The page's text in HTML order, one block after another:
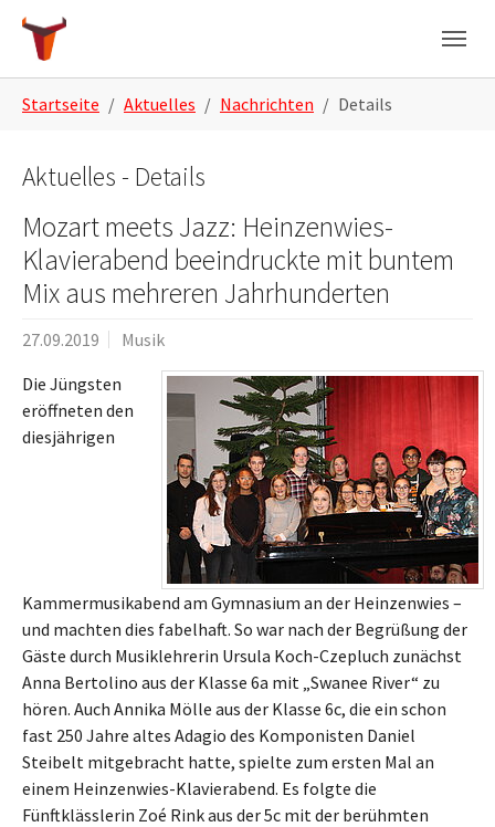
Skip to main navigation
Zum Hauptinhalt springen
Skip to page footer
Startseite Aktuelles Nachrichten Details
Aktuelles - Details
Mozart meets Jazz: Heinzenwies-
Klavierabend beeindruckte mit buntem
Mix aus mehreren Jahrhunderten
27.09.2019
Musik
Die Jüngsten
eröffneten den
diesjährigen
Kammermusikabend am Gymnasium an der Heinzenwies –
und machten dies fabelhaft. So war nach der Begrüßung der
Gäste durch Musiklehrerin Ursula Koch-Czepluch zunächst
Anna Bertolino aus der Klasse 6a mit „Swanee River“ zu
hören. Auch Annika Mölle aus der Klasse 6c, die ein schon
fast 250 Jahre altes Adagio des Komponisten Daniel
Steibelt mitgebracht hatte, spielte zum ersten Mal an
einem Heinzenwies-Klavierabend. Es folgte die
Fünftklässlerin Zoé Rink aus der 5c mit der berühmten